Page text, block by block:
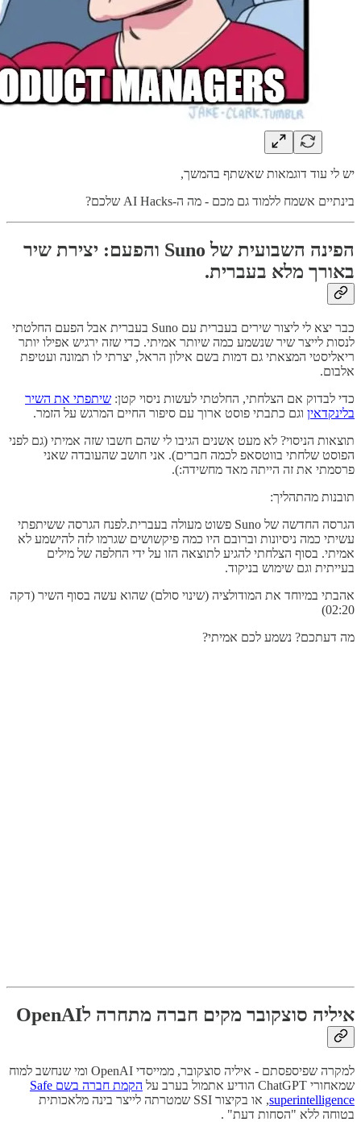
יש לי עוד דוגמאות שאשתף בהמשך,
בינתיים אשמח ללמוד גם מכם - מה ה-AI Hacks שלכם?
הפינה השבועית של Suno והפעם: יצירת שיר
באורך מלא בעברית.
כבר יצא לי ליצור שירים בעברית עם Suno בעברית אבל הפעם החלטתי
לנסות לייצר שיר שנשמע כמה שיותר אמיתי. כדי שזה ירגיש אפילו יותר
ריאליסטי המצאתי גם דמות בשם אילון הראל, יצרתי לו תמונה ועטיפת
אלבום.
כדי לבדוק אם הצלחתי, החלטתי לעשות ניסוי קטן: שיתפתי את השיר
בלינקדאין וגם כתבתי פוסט ארוך עם סיפור החיים המרגש על הזמר.
תוצאות הניסוי? לא מעט אשנים הגיבו לי שהם חשבו שזה אמיתי (גם לפני
הפוסט שלחתי בווטסאפ לכמה חברים). אני חושב שהעובדה שאני
פרסמתי את זה הייתה מאד מחשידה:).
תובנות מהתהליך:
הגרסה החדשה של Suno פשוט מעולה בעברית.לפנח הגרסה ששיתפתי
עשיתי כמה ניסיונות וברובם היו כמה פיקשושים שגרמו לזה להישמע לא
אמיתי. בסוף הצלחתי להגיע לתוצאה הזו על ידי החלפה של מילים
בעייתית וגם שימוש בניקוד.
אהבתי במיוחד את המודולציה (שינוי סולם) שהוא עשה בסוף השיר (דקה
02:20)
מה דעתכם? נשמע לכם אמיתי?
איליה סוצקובר מקים חברה מתחרה לOpenAI
למקרה שפיספסתם - איליה סוצקובר, ממייסדי OpenAI ומי שנחשב למוח
שמאחורי ChatGPT הודיע אתמול בערב על
הקמת חברה בשם Safe
superintelligence
, או בקיצור SSI שמטרתה לייצר בינה מלאכותית
בטוחה ללא "הסחות דעת" .